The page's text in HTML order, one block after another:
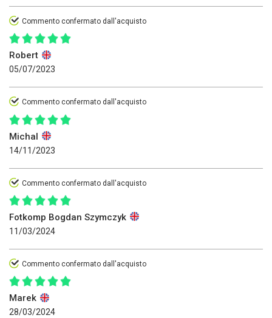
Commento confermato dall'acquisto
Robert
05/07/2023
Commento confermato dall'acquisto
Michal
14/11/2023
Commento confermato dall'acquisto
Fotkomp Bogdan Szymczyk
11/03/2024
Commento confermato dall'acquisto
Marek
28/03/2024